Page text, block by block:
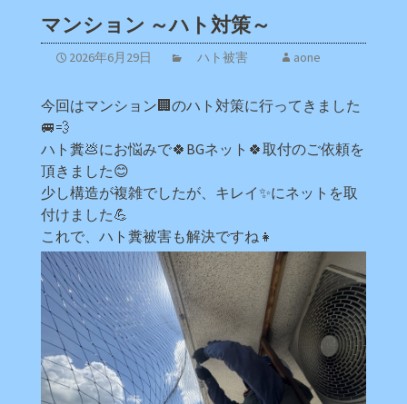
マンション ～ハト対策～
2026年6月29日 ハト被害 aone
今回はマンション🏢のハト対策に行ってきました
🚐💨
ハト糞💩にお悩みで🍀BGネット🍀取付のご依頼を
頂きました😊
少し構造が複雑でしたが、キレイ✨にネットを取
付けました💪
これで、ハト糞被害も解決ですね👧